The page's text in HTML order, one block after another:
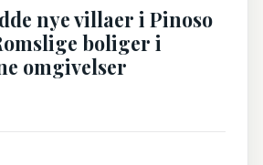
nye villaer i Pinoso
boliger i
omgivelser